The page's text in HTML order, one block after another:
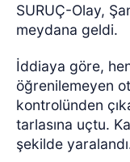
SURUÇ-Olay,
meydana geldi.
İddiaya göre,
öğrenilemeyen
kontrolünden
tarlasına uçtu.
şekilde